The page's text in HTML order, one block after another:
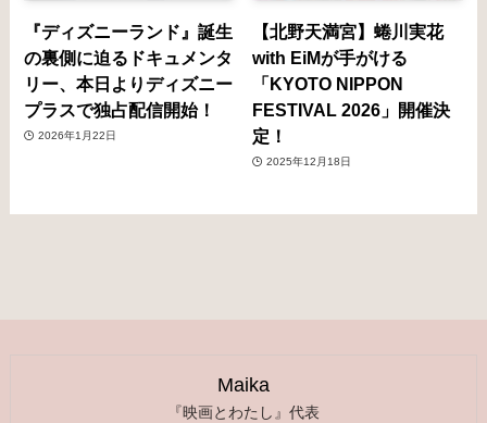
『ディズニーランド』誕生
の裏側に迫るドキュメンタ
リー、本日よりディズニー
プラスで独占配信開始！
2026年1月22日
【北野天満宮】蜷川実花
with EiMが手がける
「KYOTO NIPPON
FESTIVAL 2026」開催決
定！
2025年12月18日
Maika
『映画とわたし』代表